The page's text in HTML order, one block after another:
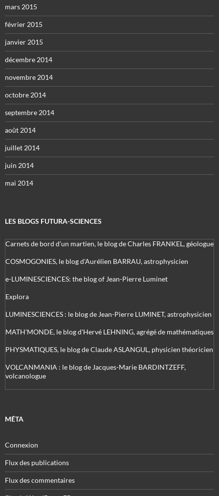
mars 2015
février 2015
janvier 2015
décembre 2014
novembre 2014
octobre 2014
septembre 2014
août 2014
juillet 2014
juin 2014
mai 2014
LES BLOGS FUTURA-SCIENCES
Carnets de bord d’un martien, le blog de Charles FRANKEL, géologue
COSMOGONIES, le blog d'Aurélien BARRAU, astrophysicien
e-LUMINESCIENCES: the blog of Jean-Pierre Luminet
Explora
LUMINESCIENCES : le blog de Jean-Pierre LUMINET, astrophysicien
MATH'MONDE, le blog d'Hervé LEHNING, agrégé de mathématiques
PHYSMATIQUES, le blog de Claude ASLANGUL, physicien théoricien
VOLCANMANIA : le blog de Jacques-Marie BARDINTZEFF,
volcanologue
MÉTA
Connexion
Flux des publications
Flux des commentaires